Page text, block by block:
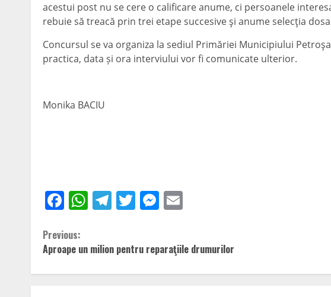
acestui post nu se cere o calificare anume, ci persoanele
rebuie să treacă prin trei etape succesive şi anume selecţia
Concursul se va organiza la sediul Primăriei Municipiului
practica, data și ora interviului vor fi comunicate ulterior.
Monika BACIU
Facebook
WhatsApp
Telegram
TwitterMessenger
Continue
Reading
Previous:
Aproape un milion pentru reparaţiile drumurilor